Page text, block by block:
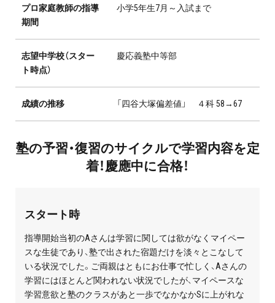
採用情報
会社概要
採用情報
プライバシーポリシー
プロ家庭教師の指導
期間
小学5年生7月～入試まで
志望中学校（スター
ト時点）
慶応義塾中等部
成績の推移 「四谷大塚偏差値」 ４科 58→67
塾の予習・復習のサイクルで学習内容を定
着！慶應中に合格！
スタート時
指導開始当初のAさんは学習に関しては欲がなくマイペー
スな生徒であり、塾で出された宿題だけを淡々とこなして
いる状況でした。ご両親はともにお仕事で忙しく、Aさんの
学習にはほとんど関われない状況でしたが、マイペースな
学習意欲と塾のクラスがあと一歩でなかなかSに上がれな